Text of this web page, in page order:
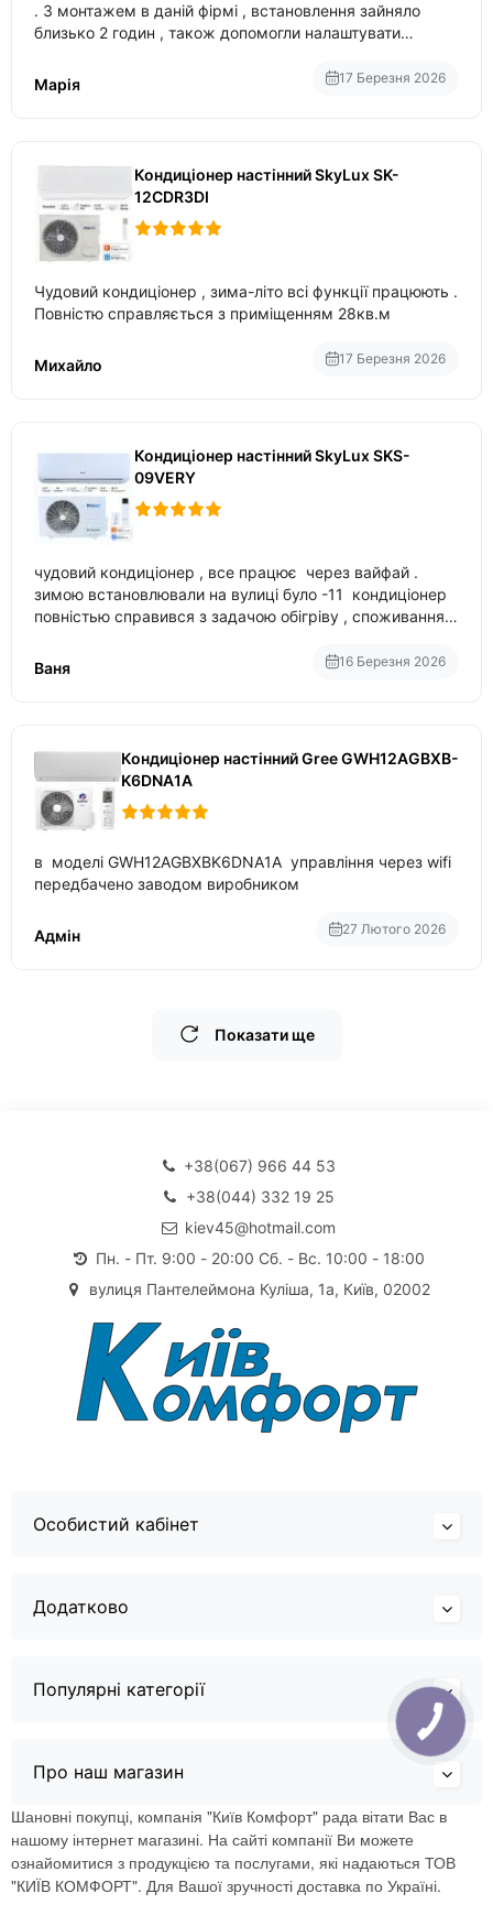
. З монтажем в даній фірмі , встановлення зайняло
близько 2 годин , також допомогли налаштувати
Марія
17 Березня 2026
Кондиціонер настінний SkyLux SK-
12CDR3DI
Чудовий кондиціонер , зима-літо всі функції працюють .
Повністю справляється з приміщенням 28кв.м
Михайло 17 Березня 2026
Кондиціонер настінний SkyLux SKS-
09VERY
чудовий кондиціонер , все працює через вайфай .
зимою встановлювали на вулиці було -11 кондиціонер
повністью справився з задачою обігріву , споживання
температури
Ваня 16 Березня 2026
Кондиціонер настінний Gree GWH12AGBXB-
K6DNA1A
в моделі GWH12AGBXBK6DNA1A управління через wifi
передбачено заводом виробником
Адмін 27 Лютого 2026
Показати ще
+38(067) 966 44 53
+38(044) 332 19 25
kiev45@hotmail.com
Пн. - Пт. 9:00 - 20:00 Сб. - Вс. 10:00 - 18:00
вулиця Пантелеймона Куліша, 1а, Київ, 02002
Особистий кабінет
Додатково
Популярні категорії
Про наш магазин
Шановні покупці, компанія "Київ Комфорт" рада вітати Вас в
нашому інтернет магазині. На сайті компанії Ви можете
ознайомитися з продукцією та послугами, які надаються ТОВ
"КИЇВ КОМФОРТ". Для Вашої зручності доставка по Україні.